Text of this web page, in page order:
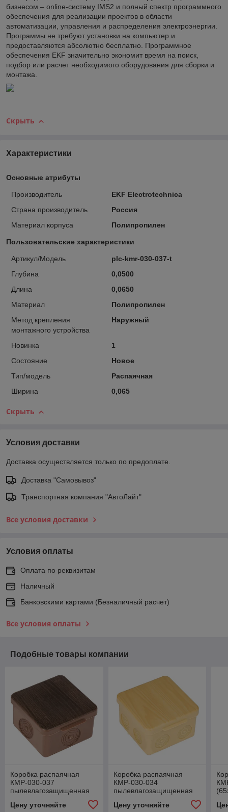
бизнесом – online-систему IMS2 и полный спектр программного
обеспечения для реализации проектов в области
автоматизации, управления и распределения электроэнергии.
Программы не требуют установки на компьютер и
предоставляются абсолютно бесплатно. Программное
обеспечения EKF значительно экономит время на поиск,
подбор или расчет необходимого оборудования для сборки и
монтажа.
Скрыть
Характеристики
Основные атрибуты
Производитель
EKF Electrotechnica
Страна производитель
Россия
Материал корпуса
Полипропилен
Пользовательские характеристики
Артикул/Модель
plc-kmr-030-037-t
Глубина
0,0500
Длина
0,0650
Материал
Полипропилен
Метод крепления
монтажного устройства
Наружный
Новинка
1
Состояние
Новое
Тип/модель
Распаячная
Ширина
0,065
Скрыть
Условия доставки
Доставка осуществляется только по предоплате.
Доставка "Самовывоз"
Транспортная компания "АвтоЛайт"
Все условия доставки
Условия оплаты
Оплата по реквизитам
Наличный
Банковскими картами (Безналичный расчет)
Все условия оплаты
Подобные товары компании
Коробка распаячная
КМР-030-037
пылевлагозащищенная
без мембранных вводов
(65х65х50) светлое
Цену уточняйте
Коробка распаячная
КМР-030-034
пылевлагозащищенная
без мембранных вводов
(105х105х50) светлое
Цену уточняйте